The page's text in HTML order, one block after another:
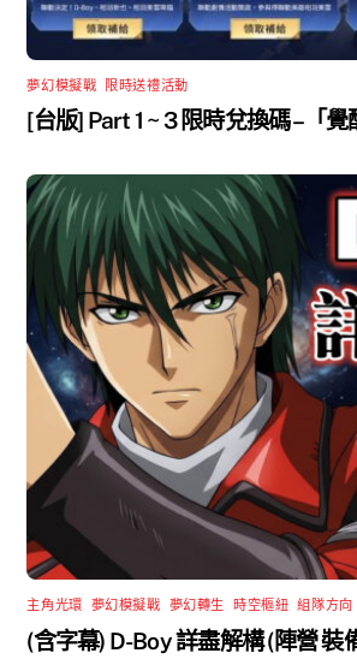
夢幻模擬戰 限時送禮活動
[台版] Part 1 ~ 3 限時兌換碼 –「覺
主角光環 夢幻模擬戰 夢幻轉生 時空樞紐 ,組隊方向
(含字幕) D-Boy 詳盡解構 (陣營 裝